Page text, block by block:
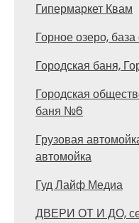
Гипермаркет Квам
Горное озеро,
Городская баня,
Городская
баня №6
Грузовая
автомойка
Гуд Лайф Медиа
ДВЕРИ ОТ И ДО,